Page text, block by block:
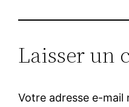
Laisser un
Votre adresse e-mail